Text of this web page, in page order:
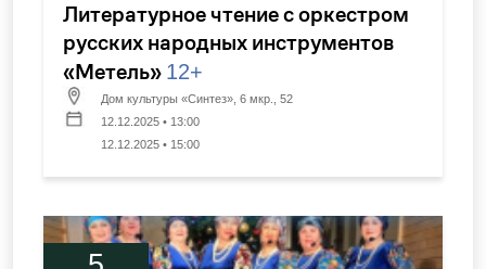
Литературное чтение с оркестром
русских народных инструментов
«Метель» 12+
Дом культуры «Синтез», 6 мкр., 52
12.12.2025 • 13:00
12.12.2025 • 15:00